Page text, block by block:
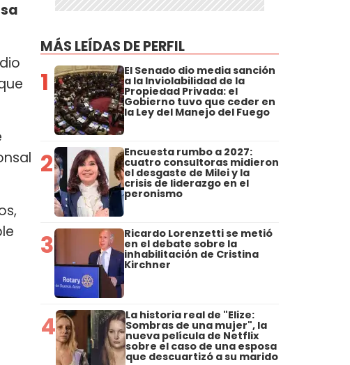
MÁS LEÍDAS DE PERFIL
1 El Senado dio media sanción
a la Inviolabilidad de la
Propiedad Privada: el
Gobierno tuvo que ceder en
la Ley del Manejo del Fuego
2 Encuesta rumbo a 2027:
cuatro consultoras midieron
el desgaste de Milei y la
crisis de liderazgo en el
peronismo
3 Ricardo Lorenzetti se metió
en el debate sobre la
inhabilitación de Cristina
Kirchner
4 La historia real de "Elize:
Sombras de una mujer", la
nueva película de Netflix
sobre el caso de una esposa
que descuartizó a su marido